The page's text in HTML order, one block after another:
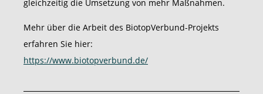
gleichzeitig die Umsetzung von mehr Maßnahmen.
Mehr über die Arbeit des BiotopVerbund-Projekts
erfahren Sie hier:
https://www.biotopverbund.de/